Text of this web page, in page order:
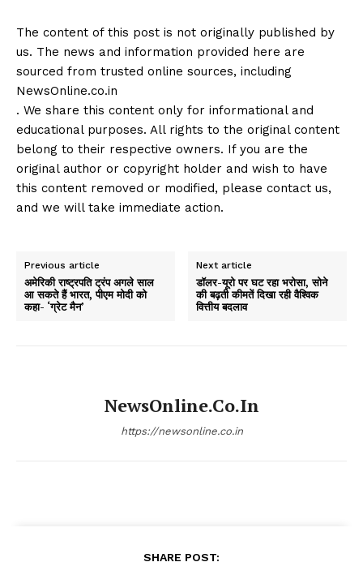
The content of this post is not originally published by
us. The news and information provided here are
sourced from trusted online sources, including
NewsOnline.co.in
. We share this content only for informational and
educational purposes. All rights to the original content
belong to their respective owners. If you are the
original author or copyright holder and wish to have
this content removed or modified, please contact us,
and we will take immediate action.
Previous article
अमेरिकी राष्ट्रपति ट्रंप अगले साल
आ सकते हैं भारत, पीएम मोदी को
कहा- ‘ग्रेट मैन’
Next article
डॉलर-यूरो पर घट रहा भरोसा, सोने
की बढ़ती कीमतें दिखा रही वैश्विक
वित्तीय बदलाव
NewsOnline.co.in
https://newsonline.co.in
SHARE POST: